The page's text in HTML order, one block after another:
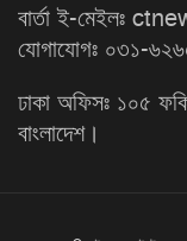
বার্তা ই-মেইলঃ
যোগাযোগঃ ০৩১-
ঢাকা অফিসঃ ১০৫
বাংলাদেশ।